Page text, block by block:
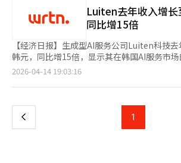
并通过门店内播放音乐视频等方式增强客户体
举办官方SNS参与型活动，并在U+one应用程
提供与Boynextdoor相关的内容。 此次活动也被视为LG U+持续
扩展的内容与粉丝中心战略的延续。最近，
一的通信服务竞争转向以内容、社区和平台体
其是为了吸引MZ世代用户，游戏、电子竞技
等基于粉丝的内容竞争愈发激烈。 LG U+也在不断加强偶像内容平
台和演出、粉丝关联服务，以扩大差异化战
Boynextdoor同样被评估为全球粉丝增长迅
力强的团体。由于Z世代粉丝比例较高，习惯
为中心的消费，因此预计将与数字平台基础
此前主要在体育转播和电子竞技领域扩展业务
扩大至职业体育球队，试图转型为体育平台企业。 近年来，
产业正在迅速从单一的转播权销售结构转变为
内容、直播和实时互动为基础的平台竞争。
员和球队的幕后内容、实时互动和粉丝参与
力。 SOOP一直以来与游戏、骑行、围棋等多种体育项目的协会和
联盟合作，进行转播环境的建设、赛事举办和
SOOP通过连接比赛精彩片段、回放和赛前赛
天、粉丝社区和主播内容制作的经验，这被视
为，SOOP正试图将其在互联网直播平台的运
Luiten去年收入增长
同比增15倍
【经济日报】生成型AI服务公司Luiten科技
韩元，同比增15倍，显示其在韩国AI服务市
公司通过多元化的生成型AI服务和企业AI转型
司收入约为471亿韩元，较前一年的30亿韩
元，增长1.95倍。虽然亏损增加，但增长和效
2026-04-14 19:03:16
上
页
1